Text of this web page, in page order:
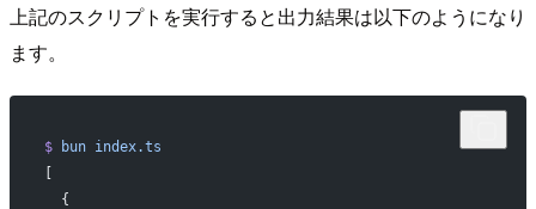
上記のスクリプトを実行すると出力結果は以下のようになり
ます。
$ bun index.ts
[
  {